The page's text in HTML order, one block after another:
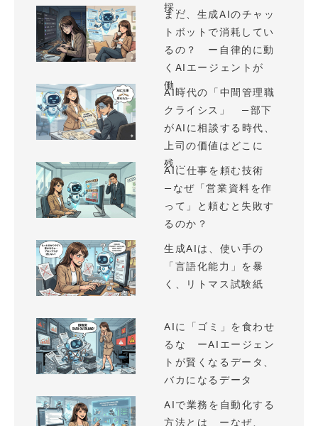
採...
まだ、生成AIのチャッ
トボットで消耗してい
るの？ ー自律的に動
くAIエージェントが
働...
AI時代の「中間管理職
クライシス」 —部下
がAIに相談する時代、
上司の価値はどこに
残...
AIに仕事を頼む技術
—なぜ「営業資料を作
って」と頼むと失敗す
るのか？
生成AIは、使い手の
「言語化能力」を暴
く、リトマス試験紙
AIに「ゴミ」を食わせ
るな ーAIエージェン
トが賢くなるデータ、
バカになるデータ
AIで業務を自動化する
方法とは ーなぜ、